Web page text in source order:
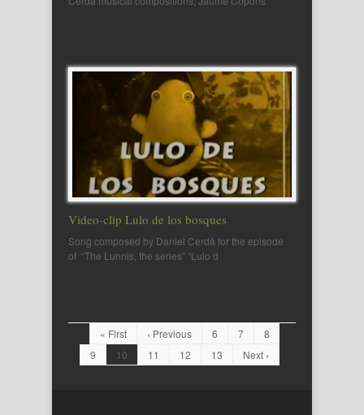
Video-clip Lulo de los bosques
Song composed by Daniel Cerdà for the episode
of “The Lunnis, the series” “Lulo d
« First ‹ Previous 6 7
8
9
10 11 12 13 Next ›